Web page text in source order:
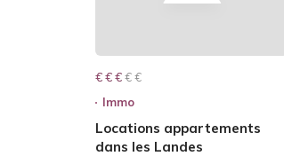
€ € € € €
€ € €
Immo
Locations appartements
dans les Landes